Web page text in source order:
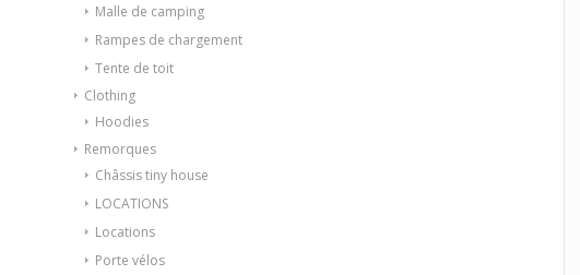
Malle de camping
Rampes de chargement
Tente de toit
Clothing
Hoodies
Remorques
Châssis tiny house
LOCATIONS
Locations
Porte vélos